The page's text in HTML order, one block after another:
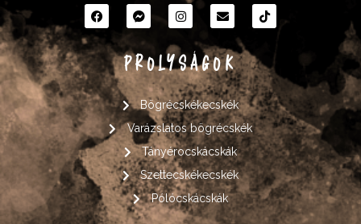
PROLYSÁGOK
Bögrécskékecskék
Varázslatos bögrécskék
Tányérocskácskák
Szettecskékecskék
Pólócskácskák